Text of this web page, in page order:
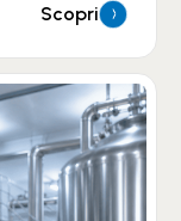
Scopri